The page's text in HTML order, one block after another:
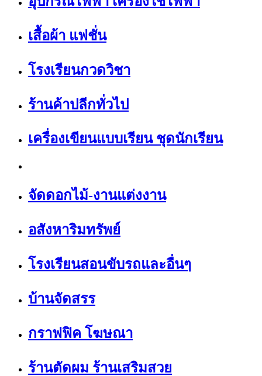
เสื้อผ้า แฟชั่น
โรงเรียนกวดวิชา
ร้านค้าปลีกทั่วไป
เครื่องเขียนแบบเรียน ชุดนักเรียน
จัดดอกไม้-งานแต่งงาน
อสังหาริมทรัพย์
โรงเรียนสอนขับรถและอื่นๆ
บ้านจัดสรร
กราฟฟิค โฆษณา
ร้านตัดผม ร้านเสริมสวย